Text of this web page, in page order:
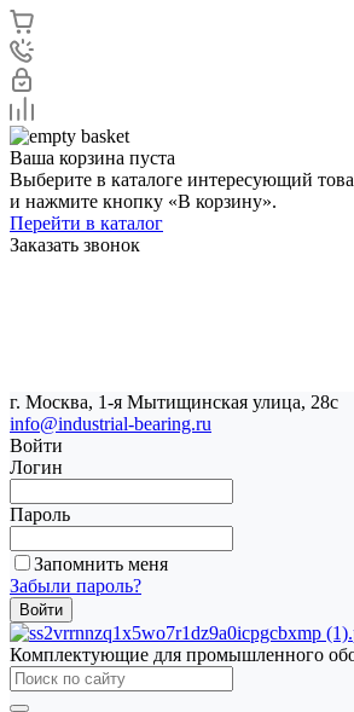
Ваша корзина пуста
Выберите в каталоге интересующий
и нажмите кнопку «В корзину».
Перейти в каталог
Заказать звонок
г. Москва, 1-я Мытищинская улица, 28с
info@industrial-bearing.ru
Войти
Логин
Пароль
Запомнить меня
Забыли пароль?
Комплектующие для промышленного